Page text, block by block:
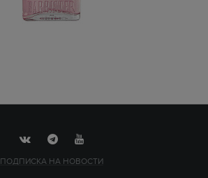
ПОДПИСКА НА НОВОСТИ